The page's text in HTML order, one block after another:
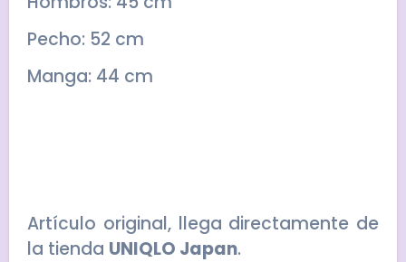
Pecho: 52 cm
Manga: 44 cm
Artículo original, llega directamente de
la tienda UNIQLO Japan.